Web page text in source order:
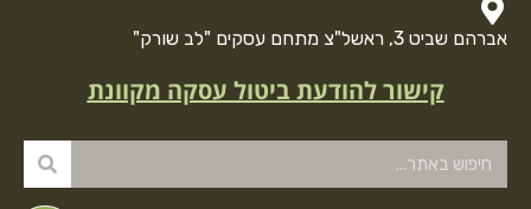
אברהם שביט 3, ראשל"צ מתחם עסקים "לב שורק"
קישור להודעת ביטול עסקה מקוונת